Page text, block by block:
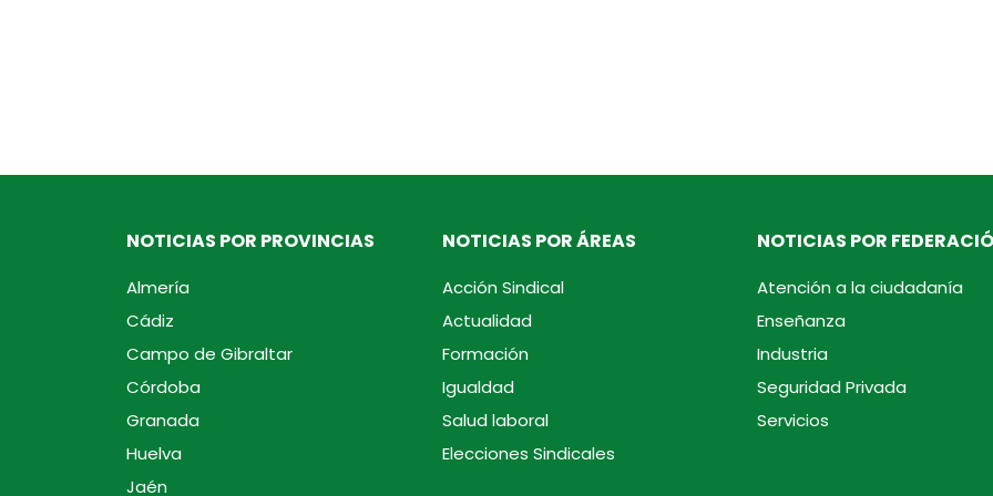
NOTICIAS POR PROVINCIAS
Almería
Cádiz
Campo de Gibraltar
Córdoba
Granada
Huelva
Jaén
NOTICIAS POR ÁREAS
Acción Sindical
Actualidad
Formación
Igualdad
Salud laboral
Elecciones Sindicales
NOTICIAS POR
Atención a la ciudadanía
Enseñanza
Industria
Seguridad Privada
Servicios